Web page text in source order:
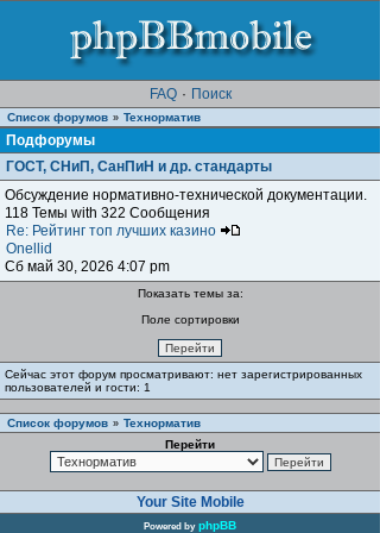
FAQ · Поиск
Список форумов » Teхнорматив
Подфорумы
ГОСТ, СНиП, СанПиН и др. стандарты
Обсуждение нормативно-технической документации.
118 Темы with 322 Сообщения
Re: Рейтинг топ лучших казино
Onellid
Сб май 30, 2026 4:07 pm
Показать темы за:
Поле сортировки
Сейчас этот форум просматривают: нет зарегистрированных
пользователей и гости: 1
Список форумов » Teхнорматив
Перейти
Your Site Mobile
Powered by phpBB